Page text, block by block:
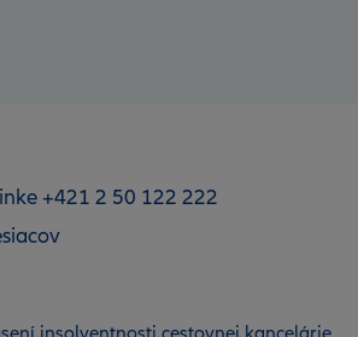
+421 2 50 122 222